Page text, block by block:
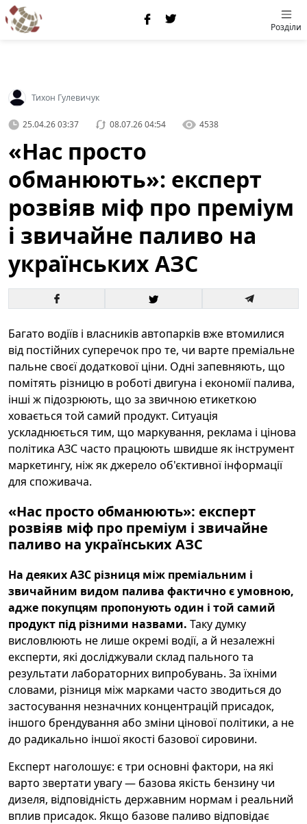
Розділи
Тихон Гулевичук
25.04.26 03:37 08.07.26 04:54 4538
«Нас просто
обманюють»: експерт
розвіяв міф про преміум
і звичайне паливо на
українських АЗС
Багато водіїв і власників автопарків вже втомилися
від постійних суперечок про те, чи варте преміальне
пальне своєї додаткової ціни. Одні запевняють, що
помітять різницю в роботі двигуна і економії палива,
інші ж підозрюють, що за звичною етикеткою
ховається той самий продукт. Ситуація
ускладнюється тим, що маркування, реклама і цінова
політика АЗС часто працюють швидше як інструмент
маркетингу, ніж як джерело об'єктивної інформації
для споживача.
«Нас просто обманюють»: експерт
розвіяв міф про преміум і звичайне
паливо на українських АЗС
На деяких АЗС різниця між преміальним і
звичайним видом палива фактично є умовною,
адже покупцям пропонують один і той самий
продукт під різними назвами. Таку думку
висловлюють не лише окремі водії, а й незалежні
експерти, які досліджували склад пального та
результати лабораторних випробувань. За їхніми
словами, різниця між марками часто зводиться до
застосування незначних концентрацій присадок,
іншого брендування або зміни цінової політики, а не
до радикально іншої якості базової сировини.
Експерт наголошує: є три основні фактори, на які
варто звертати увагу — базова якість бензину чи
дизеля, відповідність державним нормам і реальний
вплив присадок. Якщо базове паливо відповідає